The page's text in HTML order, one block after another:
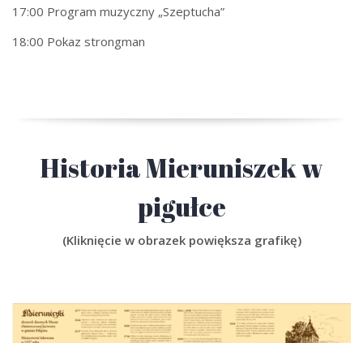
17:00 Program muzyczny „Szeptucha”
18:00 Pokaz strongman
Historia Mieruniszek w
pigułce
(Kliknięcie w obrazek powiększa grafikę)